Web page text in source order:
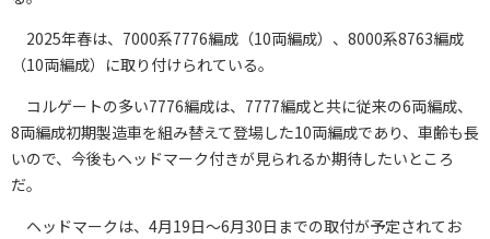
2025年春は、7000系7776編成（10両編成）、8000系8763編成
（10両編成）に取り付けられている。
コルゲートの多い7776編成は、7777編成と共に従来の6両編成、
8両編成初期製造車を組み替えて登場した10両編成であり、車齢も長
いので、今後もヘッドマーク付きが見られるか期待したいところ
だ。
ヘッドマークは、4月19日～6月30日までの取付が予定されてお